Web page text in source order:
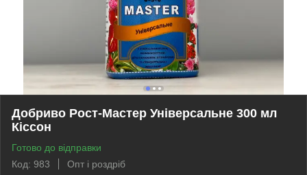
Добриво Рост-Мастер Універсальне 300 мл
Кіссон
Готово до відправки
Код: 983
Опт і роздріб